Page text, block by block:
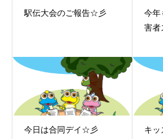
駅伝大会のご報告☆彡
今年
害
今日は合同デイ☆彡
キッ